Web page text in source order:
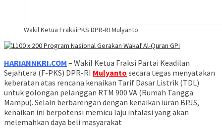
Wakil Ketua FraksiPKS DPR-RI Mulyanto
HARIANNKRI.COM – Wakil Ketua Fraksi Partai Keadilan
Sejahtera (F-PKS) DPR-RI Mulyanto secara tegas menyatakan
keberatan atas rencana kenaikan Tarif Dasar Listrik (TDL)
untuk golongan pelanggan RTM 900 VA (Rumah Tangga
Mampu). Selain berbarengan dengan kenaikan iuran BPJS,
kenaikan ini berpotensi memicu laju infalasi yang akan
melemahkan daya beli masyarakat